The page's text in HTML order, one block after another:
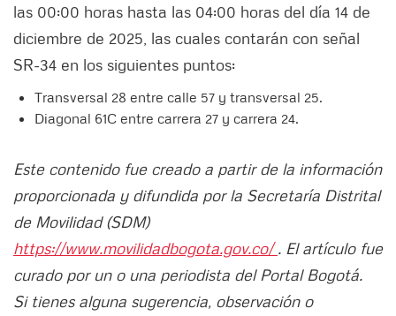
las 00:00 horas hasta las 04:00 horas del día 14 de
diciembre de 2025, las cuales contarán con señal
SR-34 en los siguientes puntos:
Transversal 28 entre calle 57 y transversal 25.
Diagonal 61C entre carrera 27 y carrera 24.
Este contenido fue creado a partir de la información
proporcionada y difundida por la Secretaría Distrital
de Movilidad (SDM)
https://www.movilidadbogota.gov.co/. El artículo fue
curado por un o una periodista del Portal Bogotá.
Si tienes alguna sugerencia, observación o